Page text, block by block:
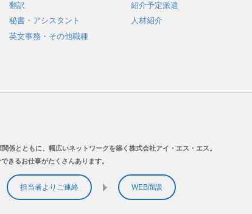
翻訳
秘書・アシスタント
英文事務・その他職種
紹介予定派遣
人材紹介
係とともに、幅広いネットワークを築く株式会社アイ・エス・エス。
きるお仕事がたくさんあります。
担当者よりご連絡 WEB面談